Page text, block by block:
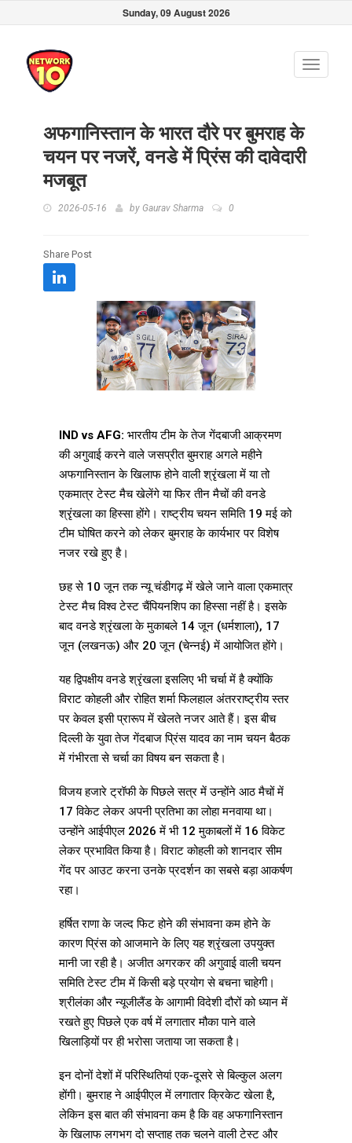
Sunday, 09 August 2026
Toggle
अफगानिस्तान के भारत दौरे पर बुमराह के
चयन पर नजरें, वनडे में प्रिंस की दावेदारी
मजबूत
2026-05-16 by Gaurav Sharma 0
Share Post
IND vs AFG: भारतीय टीम के तेज गेंदबाजी आक्रमण
की अगुवाई करने वाले जसप्रीत बुमराह अगले महीने
अफगानिस्तान के खिलाफ होने वाली श्रृंखला में या तो
एकमात्र टेस्ट मैच खेलेंगे या फिर तीन मैचों की वनडे
श्रृंखला का हिस्सा होंगे। राष्ट्रीय चयन समिति 19 मई को
टीम घोषित करने को लेकर बुमराह के कार्यभार पर विशेष
नजर रखे हुए है।
छह से 10 जून तक न्यू चंडीगढ़ में खेले जाने वाला एकमात्र
टेस्ट मैच विश्व टेस्ट चैंपियनशिप का हिस्सा नहीं है। इसके
बाद वनडे श्रृंखला के मुकाबले 14 जून (धर्मशाला), 17
जून (लखनऊ) और 20 जून (चेन्नई) में आयोजित होंगे।
यह द्विपक्षीय वनडे श्रृंखला इसलिए भी चर्चा में है क्योंकि
विराट कोहली और रोहित शर्मा फिलहाल अंतरराष्ट्रीय स्तर
पर केवल इसी प्रारूप में खेलते नजर आते हैं। इस बीच
दिल्ली के युवा तेज गेंदबाज प्रिंस यादव का नाम चयन बैठक
में गंभीरता से चर्चा का विषय बन सकता है।
विजय हजारे ट्रॉफी के पिछले सत्र में उन्होंने आठ मैचों में
17 विकेट लेकर अपनी प्रतिभा का लोहा मनवाया था।
उन्होंने आईपीएल 2026 में भी 12 मुकाबलों में 16 विकेट
लेकर प्रभावित किया है। विराट कोहली को शानदार सीम
गेंद पर आउट करना उनके प्रदर्शन का सबसे बड़ा आकर्षण
रहा।
हर्षित राणा के जल्द फिट होने की संभावना कम होने के
कारण प्रिंस को आजमाने के लिए यह श्रृंखला उपयुक्त
मानी जा रही है। अजीत अगरकर की अगुवाई वाली चयन
समिति टेस्ट टीम में किसी बड़े प्रयोग से बचना चाहेगी।
श्रीलंका और न्यूजीलैंड के आगामी विदेशी दौरों को ध्यान में
रखते हुए पिछले एक वर्ष में लगातार मौका पाने वाले
खिलाड़ियों पर ही भरोसा जताया जा सकता है।
इन दोनों देशों में परिस्थितियां एक-दूसरे से बिल्कुल अलग
होंगी। बुमराह ने आईपीएल में लगातार क्रिकेट खेला है,
लेकिन इस बात की संभावना कम है कि वह अफगानिस्तान
के खिलाफ लगभग दो सप्ताह तक चलने वाली टेस्ट और